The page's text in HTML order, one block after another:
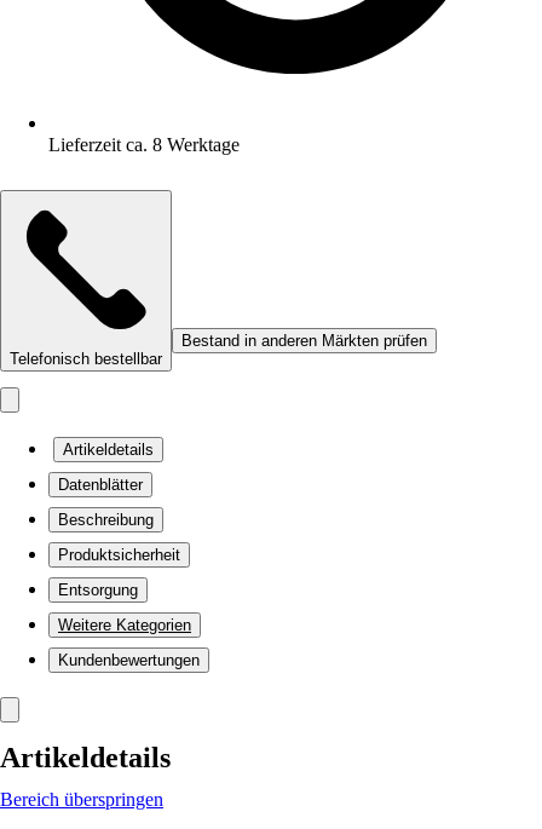
Lieferzeit ca. 8 Werktage
Telefonisch bestellbar
Bestand in anderen Märkten prüfen
Artikeldetails
Datenblätter
Beschreibung
Produktsicherheit
Entsorgung
Weitere Kategorien
Kundenbewertungen
Artikeldetails
Bereich überspringen